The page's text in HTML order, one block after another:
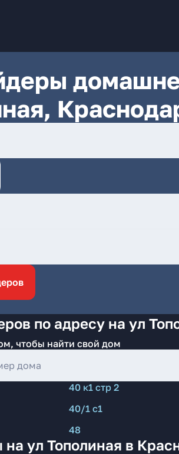
по адресу на ул
чтобы найти свой дом
40 к1 стр 2
40/1 с1
48
ул Тополиная в